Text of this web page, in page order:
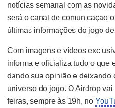
notícias semanal com as
será o canal de comunicação
últimas informações do jogo
Com imagens e vídeos
informa e oficializa tudo o que
dando sua opinião e deixando
universo do jogo. O Airdrop
feiras, sempre às 19h, no